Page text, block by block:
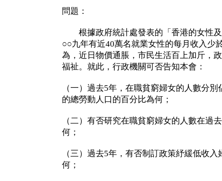
問題：
根據政府統計處發表的「香港的女性及
○○九年有近40萬名就業女性的每月收入少
為，近日物價通脹，市民生活百上加斤，
福祉。就此，行政機關可否告知本會：
（一）過去5年，在職貧窮婦女的人數分
的總勞動人口的百分比為何；
（二）有否研究在職貧窮婦女的人數在過
何；
（三）過去5年，有否制訂政策紓緩低收
何；